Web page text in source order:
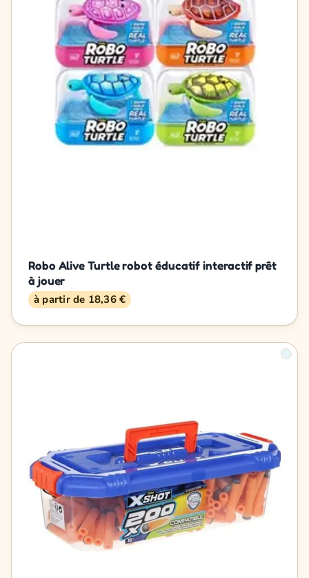
Robo Alive Turtle robot éducatif interactif prêt
à jouer
à partir de 18,36 €